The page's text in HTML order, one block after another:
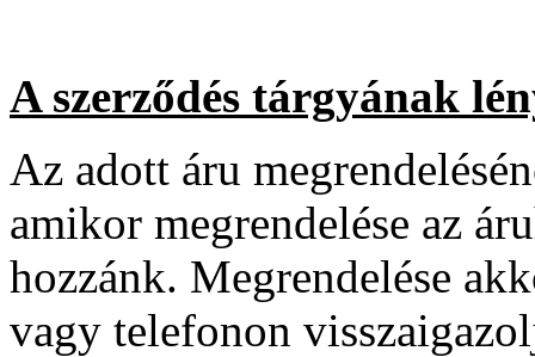
A szerződés tárgyának
Az adott áru
amikor megrendelése az
hozzánk. Megrendelése
vagy telefonon